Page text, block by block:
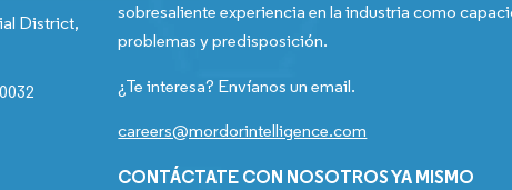
District,
sobresaliente experiencia en la industria como
problemas y predisposición.
¿Te interesa? Envíanos un email.
careers@mordorintelligence.com
CONTÁCTATE CON NOSOTROS YA MISMO